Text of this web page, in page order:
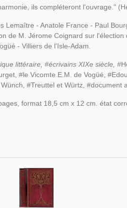
ils compléteront l'ouvrage."
- Anatole France - Paul
de M. Jérome Coignard sur
- Villiers de l'Isle-Adam.
littéraire, #écrivains XIXe siècle, #
#le Vicomte E.M. de Vogüé,
#Treuttel et Würtz, #document
format 18,5 cm x 12 cm. état